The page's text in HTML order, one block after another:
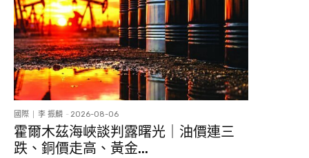
國際 李 振麟 - 2026-08-06
霍爾木茲海峽談判露曙光｜油價連三
跌、銅價走高、黃金...